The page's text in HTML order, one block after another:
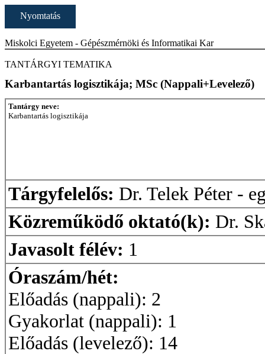
Nyomtatás
Miskolci Egyetem - Gépészmérnöki és Informatikai Kar
TANTÁRGYI TEMATIKA
Karbantartás logisztikája; MSc (Nappali+Levelező)
Tantárgy neve:
Karbantartás logisztikája
Tárgyfelelős: Dr. Telek Péter -
Közreműködő oktató(k): Dr.
Javasolt félév: 1
Óraszám/hét:
Előadás (nappali): 2
Gyakorlat (nappali): 1
Előadás (levelező): 14